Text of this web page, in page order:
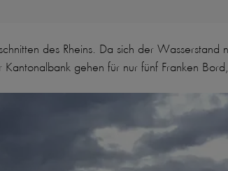
des Rheins. Da sich der
gehen für nur fünf Franken